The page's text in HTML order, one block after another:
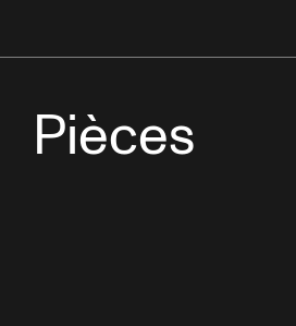
Pièces